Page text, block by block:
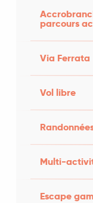
parcours
Via Ferrata
Vol libre
Multi-
Escape
des arts
46300